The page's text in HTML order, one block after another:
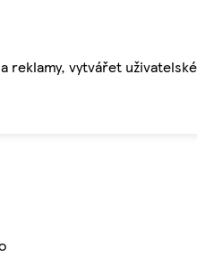
vytvářet